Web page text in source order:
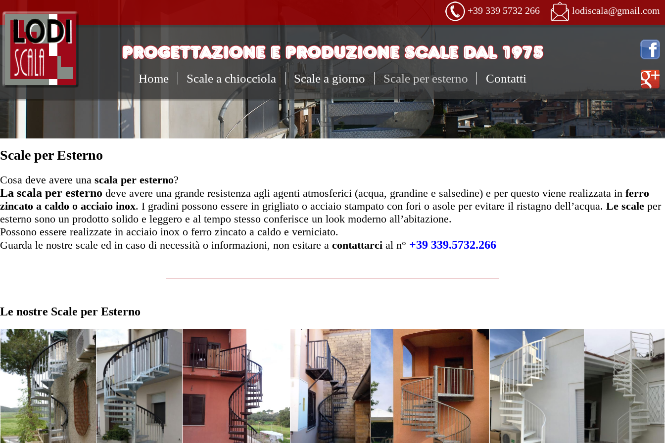
lodiscala@gmail.com
+39 339 5732 266
PROGETTAZIONE E PRODUZIONE SCALE DAL 1975
Home Scale a chiocciola Scale a giorno Scale per esterno Contatti
Scale per Esterno
Cosa deve avere una scala per esterno?
La scala per esterno deve avere una grande resistenza agli agenti atmosferici (acqua, grandine e salsedine) e per questo viene realizzata in ferro
zincato a caldo o acciaio inox. I gradini possono essere in grigliato o acciaio stampato con fori o asole per evitare il ristagno dell’acqua. Le scale per
esterno sono un prodotto solido e leggero e al tempo stesso conferisce un look moderno all’abitazione.
Possono essere realizzate in acciaio inox o ferro zincato a caldo e verniciato.
Guarda le nostre scale ed in caso di necessità o informazioni, non esitare a contattarci al n° +39 339.5732.266
Le nostre Scale per Esterno